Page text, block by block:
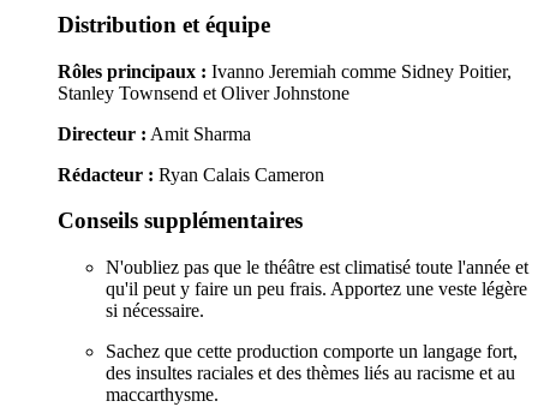
Distribution et équipe
Rôles principaux : Ivanno Jeremiah comme Sidney Poitier,
Stanley Townsend et Oliver Johnstone
Directeur : Amit Sharma
Rédacteur : Ryan Calais Cameron
Conseils supplémentaires
N'oubliez pas que le théâtre est climatisé toute l'année et
qu'il peut y faire un peu frais. Apportez une veste légère
si nécessaire.
Sachez que cette production comporte un langage fort,
des insultes raciales et des thèmes liés au racisme et au
maccarthysme.